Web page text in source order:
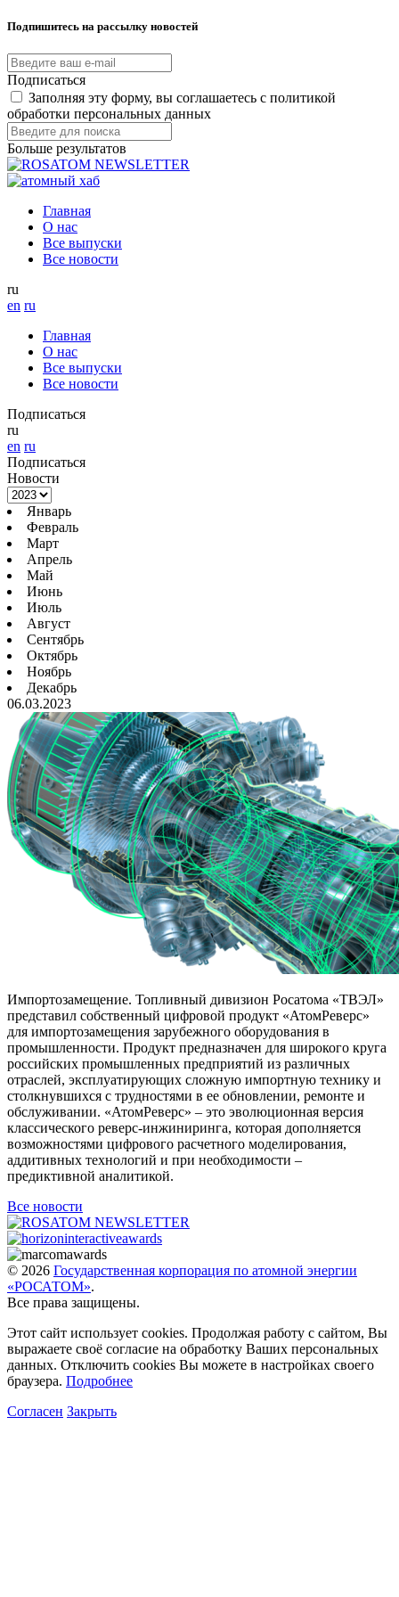
Подпишитесь на рассылку новостей
Подписаться
Заполняя эту форму, вы соглашаетесь с политикой
обработки персональных данных
Больше результатов
Главная
О нас
Все выпуски
Все новости
ru
en ru
Главная
О нас
Все выпуски
Все новости
Подписаться
ru
en ru
Подписаться
Новости
Январь
Февраль
Март
Апрель
Май
Июнь
Июль
Август
Сентябрь
Октябрь
Ноябрь
Декабрь
06.03.2023
Импортозамещение. Топливный дивизион Росатома «ТВЭЛ»
представил собственный цифровой продукт «АтомРеверс»
для импортозамещения зарубежного оборудования в
промышленности. Продукт предназначен для широкого круга
российских промышленных предприятий из различных
отраслей, эксплуатирующих сложную импортную технику и
столкнувшихся с трудностями в ее обновлении, ремонте и
обслуживании. «АтомРеверс» – это эволюционная версия
классического реверс-инжиниринга, которая дополняется
возможностями цифрового расчетного моделирования,
аддитивных технологий и при необходимости –
предиктивной аналитикой.
Все новости
© 2026 Государственная корпорация по атомной энергии
«РОСАТОМ».
Все права защищены.
Этот сайт использует cookies. Продолжая работу с сайтом, Вы
выражаете своё согласие на обработку Ваших персональных
данных. Отключить cookies Вы можете в настройках своего
браузера. Подробнее
Согласен Закрыть